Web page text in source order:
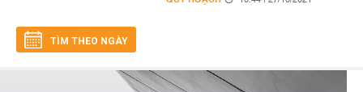
TÌM THEO NGÀY